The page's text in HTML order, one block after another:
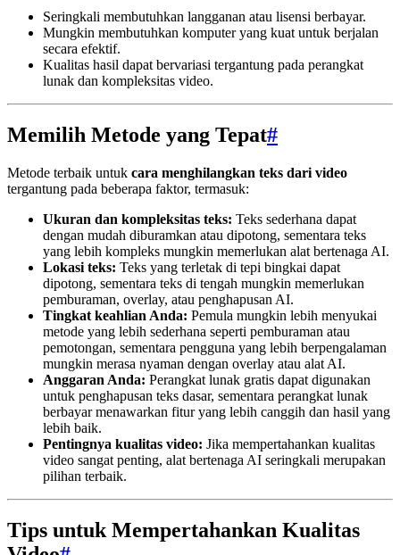
Seringkali membutuhkan langganan atau lisensi berbayar.
Mungkin membutuhkan komputer yang kuat untuk berjalan
secara efektif.
Kualitas hasil dapat bervariasi tergantung pada perangkat
lunak dan kompleksitas video.
Memilih Metode yang Tepat#
Metode terbaik untuk cara menghilangkan teks dari video
tergantung pada beberapa faktor, termasuk:
Ukuran dan kompleksitas teks: Teks sederhana dapat
dengan mudah diburamkan atau dipotong, sementara teks
yang lebih kompleks mungkin memerlukan alat bertenaga AI.
Lokasi teks: Teks yang terletak di tepi bingkai dapat
dipotong, sementara teks di tengah mungkin memerlukan
pemburaman, overlay, atau penghapusan AI.
Tingkat keahlian Anda: Pemula mungkin lebih menyukai
metode yang lebih sederhana seperti pemburaman atau
pemotongan, sementara pengguna yang lebih berpengalaman
mungkin merasa nyaman dengan overlay atau alat AI.
Anggaran Anda: Perangkat lunak gratis dapat digunakan
untuk penghapusan teks dasar, sementara perangkat lunak
berbayar menawarkan fitur yang lebih canggih dan hasil yang
lebih baik.
Pentingnya kualitas video: Jika mempertahankan kualitas
video sangat penting, alat bertenaga AI seringkali merupakan
pilihan terbaik.
Tips untuk Mempertahankan Kualitas